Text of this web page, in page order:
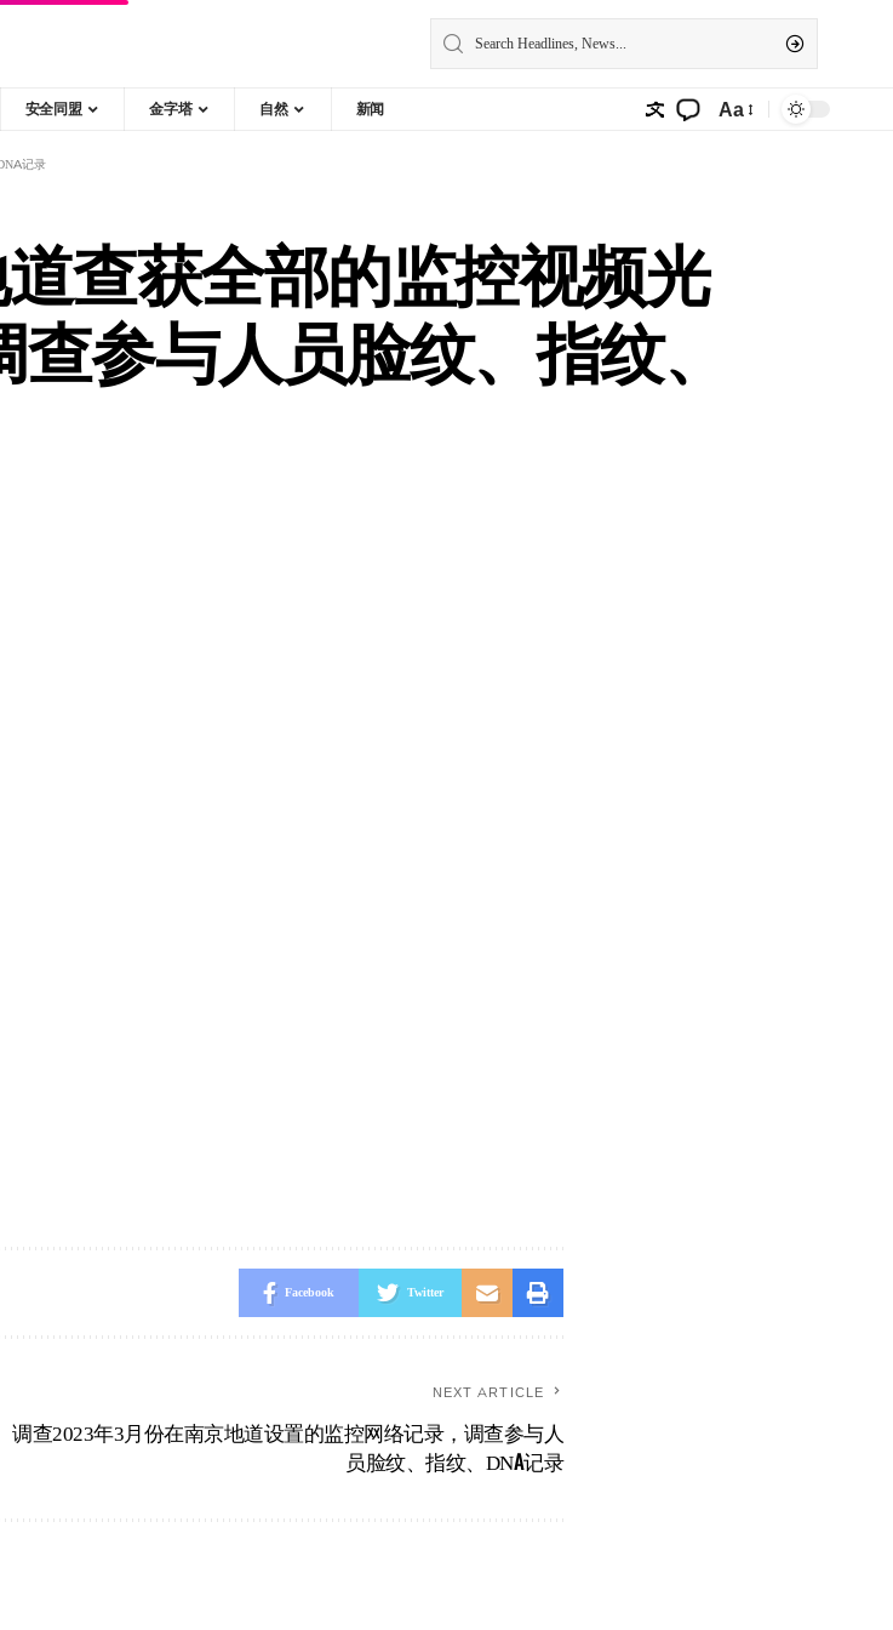
安全同盟 金字塔 自然 新闻 Aa
记录
查获全部的监控视频光
参与人员脸纹、指纹、
Facebook Twitter
NEXT ARTICLE
调查2023年3月份在南京地道设置的监控网络记录，调查参与人
员脸纹、指纹、DNA记录